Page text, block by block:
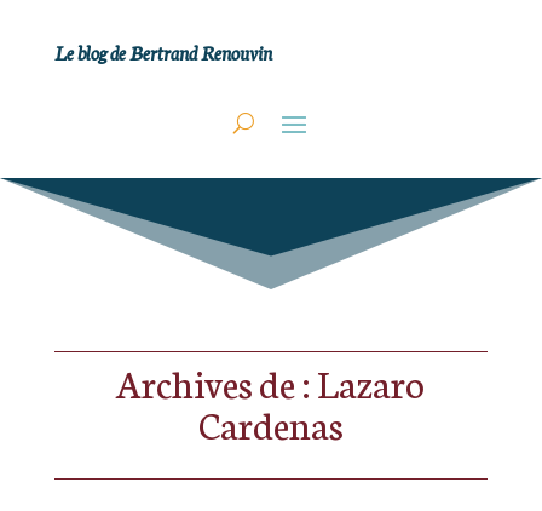
Le blog de Bertrand Renouvin
Archives de : Lazaro
Cardenas